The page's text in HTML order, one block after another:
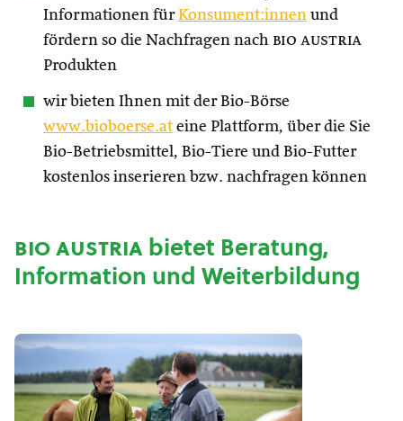
Informationen fürKonsument:innen und
fördern so die Nachfragen nach bio austria
Produkten
wir bieten Ihnen mit der Bio-Börse
www.bioboerse.at eine Plattform, über die Sie
Bio-Betriebsmittel, Bio-Tiere und Bio-Futter
kostenlos inserieren bzw. nachfragen können
bio austriabietet Beratung,
Information und Weiterbildung